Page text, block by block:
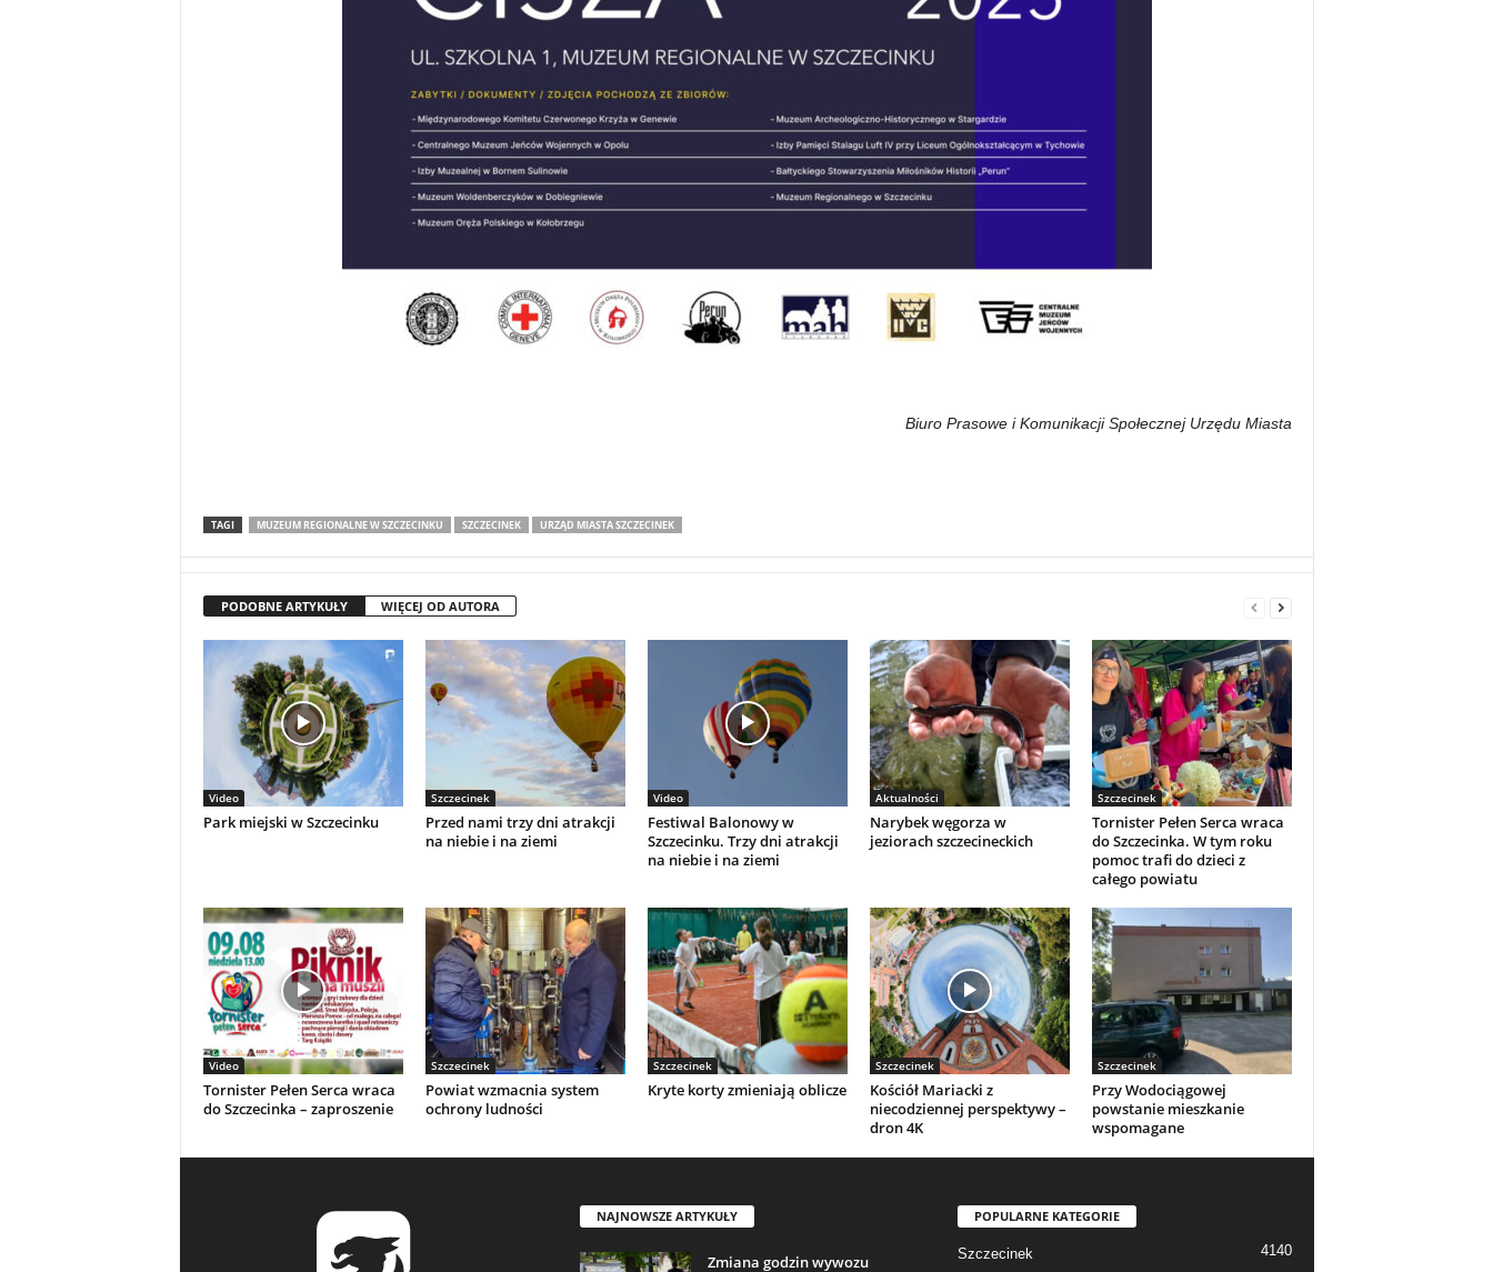
Biuro Prasowe i Komunikacji Społecznej Urzędu Miasta
TAGI MUZEUM REGIONALNE W SZCZECINKU SZCZECINEK URZĄD MIASTA SZCZECINEK
PODOBNE ARTYKUŁY WIĘCEJ OD AUTORA
Video
Park miejski w Szczecinku
Szczecinek
Przed nami trzy dni atrakcji
na niebie i na ziemi
Video
Festiwal Balonowy w
Szczecinku. Trzy dni atrakcji
na niebie i na ziemi
Aktualności
Narybek węgorza w
jeziorach szczecineckich
Szczecinek
Tornister Pełen Serca wraca
do Szczecinka. W tym roku
pomoc trafi do dzieci z
całego powiatu
Video
Tornister Pełen Serca wraca
do Szczecinka – zaproszenie
Szczecinek
Powiat wzmacnia system
ochrony ludności
Szczecinek
Kryte korty zmieniają oblicze
Szczecinek
Kościół Mariacki z
niecodziennej perspektywy –
dron 4K
Szczecinek
Przy Wodociągowej
powstanie mieszkanie
wspomagane
NAJNOWSZE ARTYKUŁY
Zmiana godzin wywozu
POPULARNE KATEGORIE
Szczecinek 4140